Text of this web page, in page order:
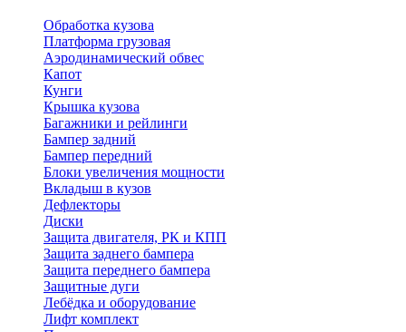
Обработка кузова
Платформа грузовая
Аэродинамический обвес
Капот
Кунги
Крышка кузова
Багажники и рейлинги
Бампер задний
Бампер передний
Блоки увеличения мощности
Вкладыш в кузов
Дефлекторы
Диски
Защита двигателя, РК и КПП
Защита заднего бампера
Защита переднего бампера
Защитные дуги
Лебёдка и оборудование
Лифт комплект